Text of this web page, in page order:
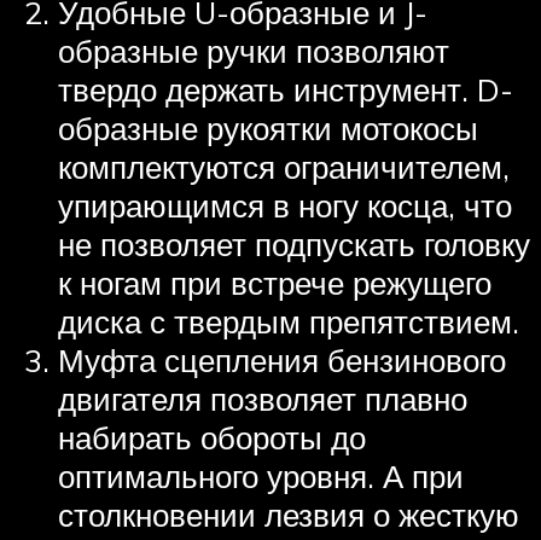
Удобные U-образные и J-
образные ручки позволяют
твердо держать инструмент. D-
образные рукоятки мотокосы
комплектуются ограничителем,
упирающимся в ногу косца, что
не позволяет подпускать головку
к ногам при встрече режущего
диска с твердым препятствием.
Муфта сцепления бензинового
двигателя позволяет плавно
набирать обороты до
оптимального уровня. А при
столкновении лезвия о жесткую